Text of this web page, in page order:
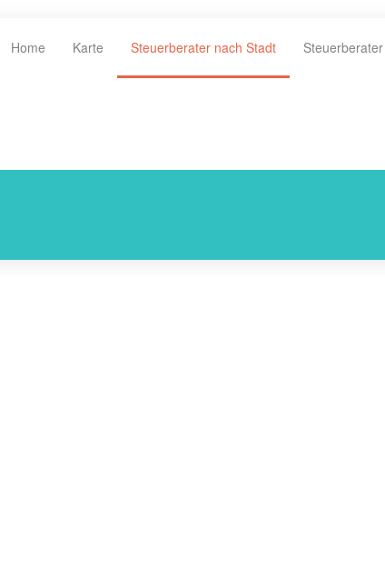
Home Karte Steuerberater nach Stadt